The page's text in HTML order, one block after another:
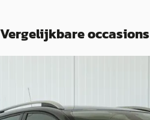
Vergelijkbare occasions
1.2 TCe Intens